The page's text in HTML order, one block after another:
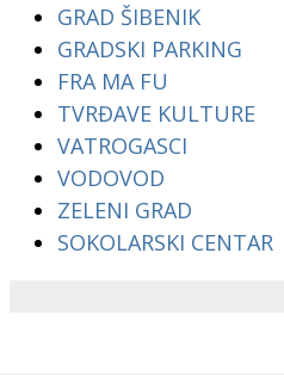
GRAD ŠIBENIK
GRADSKI PARKING
FRA MA FU
TVRĐAVE KULTURE
VATROGASCI
VODOVOD
ZELENI GRAD
SOKOLARSKI CENTAR